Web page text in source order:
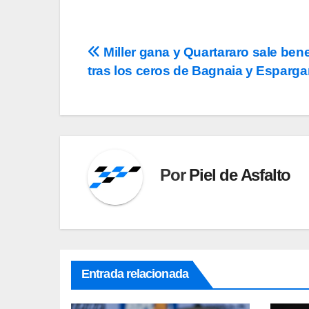
Navegación
entradas
Miller gana y Quartararo sale
tras los ceros de Bagnaia y
PorPiel de Asfalto
Entrada relacionada